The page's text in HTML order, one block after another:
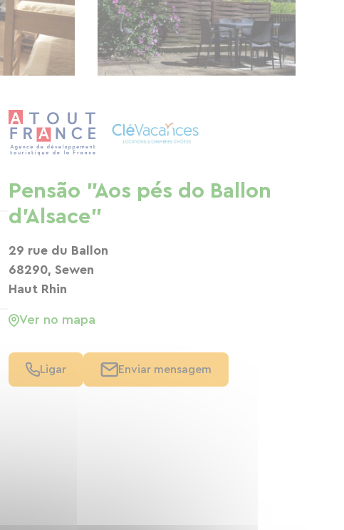
Pensão "Aos pés do Ballon
d'Alsace"
29 rue du Ballon
68290, Sewen
Haut Rhin
Ver no mapa
Ligar Enviar mensagem